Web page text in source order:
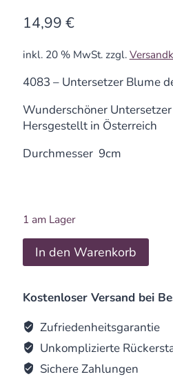
14,99 €
inkl. 20 % MwSt. zzgl.
4083 – Untersetzer Blume
Wunderschöner Untersetzer
Hersgestellt in Österreich
Durchmesser 9cm
1 am Lager
Untersetzer
Blume
Lebens
9cm
quantity
In den Warenkorb
Kostenloser Versand bei
Zufriedenheitsgarantie
Unkomplizierte
Sichere Zahlungen